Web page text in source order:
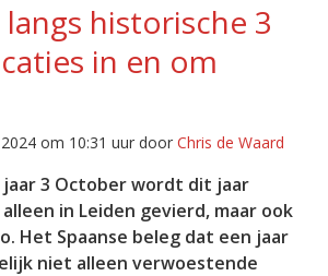
historische 3
in en om
om 10:31 uur door Chris de Waard
jaar 3 October wordt dit jaar
in Leiden gevierd, maar ook
Het Spaanse beleg dat een jaar
niet alleen verwoestende